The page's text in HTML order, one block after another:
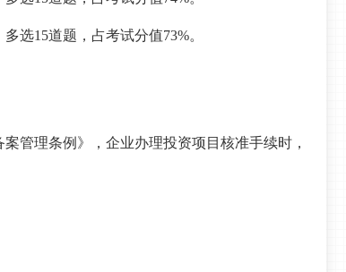
选15道题，占考试分值73%。
管理条例》，企业办理投资项目核准手续时，